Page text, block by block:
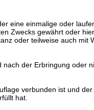
eine einmalige oder
Zwecks gewährt oder
oder teilweise auch mit
der Erbringung oder
verbunden ist und
hat.